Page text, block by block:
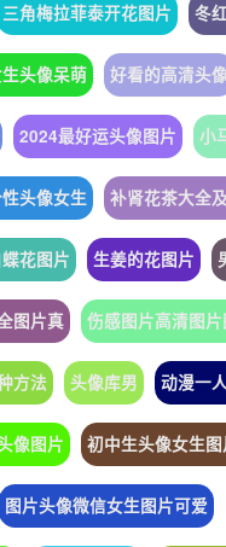
三角梅拉菲泰开花图片 冬
头像呆萌 好看的高清头
2024最好运头像图片 小
头像女生 补肾花茶大全
蝶花图片 生姜的花图片
图片真 伤感图片高清图
方法 头像库男 动漫一
像图片 初中生头像女生
图片头像微信女生图片可爱